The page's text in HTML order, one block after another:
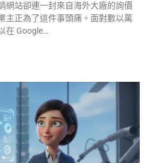
網站卻連一封來自海外大廠的詢價
主正為了這件事頭痛。面對數以萬
在 Google…